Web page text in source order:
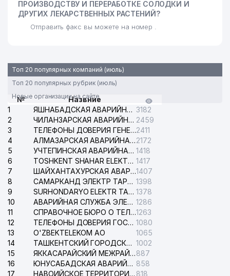
ПРОИЗВОДСТВУ И ПЕРЕРАБОТКЕ СОЛОДКИ И
ДРУГИХ ЛЕКАРСТВЕННЫХ РАСТЕНИЙ?
Отправить факс вы можете на номер .
Топ 20 популярных компаний (июль)
Топ 20 популярных рубрик (июль)
Новые организации на сайте
№
Назвние
1
ЯШНАБАДСКАЯ АВАРИЙНАЯ СЛУЖБА ЭЛЕКТРОСЕТИ 3182
2
ЧИЛАНЗАРСКАЯ АВАРИЙНАЯ СЛУЖБА ЭЛЕКТРОСЕТИ 2459
3
ТЕЛЕФОНЫ ДОВЕРИЯ ГЕНЕРАЛЬНОЙ ПРОКУРАТУРЫ РЕСПУБЛИКИ УЗБЕКИСТАН2411
4
АЛМАЗАРСКАЯ АВАРИЙНАЯ СЛУЖБА ЭЛЕКТРОСЕТИ2172
5
УЧТЕПИНСКАЯ АВАРИЙНАЯ СЛУЖБА ЭЛЕКТРОСЕТИ 1418
6
TOSHKENT SHAHAR ELEKTR TARMOQLARI KORXONASI АО 1417
7
ШАЙХАНТАХУРСКАЯ АВАРИЙНАЯ СЛУЖБА ЭЛЕКТРОСЕТИ1407
8
САМАРКАНД ЭЛЕКТР ТАРМОКЛАРИ АО 1398
9
SURHONDARYO ELEKTR TARMOKLARI АО 1378
10
АВАРИЙНАЯ СЛУЖБА ЭЛЕКТРОСЕТИ ТАШКЕНТСКОГО РАЙОНА 1286
11
СПРАВОЧНОЕ БЮРО О ТЕЛЕФОНАХ ОРГАНИЗАЦИЙ г. ТАШКЕНТА1263
12
ТЕЛЕФОНЫ ДОВЕРИЯ ГОСУДАРСТВЕННОГО ЦЕНТРА ТЕСТИРОВАНИЯ 1080
13
O'ZBEKTELEKOM АО
1065
14
ТАШКЕНТСКИЙ ГОРОДСКОЙ СУД ПО ГРАЖДАНСКИМ ДЕЛАМ 1002
15
ЯККАСАРАЙСКИЙ МЕЖРАЙОННЫЙ СУД ПО ГРАЖДАНСКИМ ДЕЛАМ887
16
ЮНУСАБАДСКАЯ АВАРИЙНАЯ СЛУЖБА ЭЛЕКТРОСЕТИ 858
17
НАВОИЙСКОЕ ТЕРРИТОРИАЛЬНОЕ ПРЕДПРИЯТИЕ ЭЛЕКТРОСЕТИ АО 818